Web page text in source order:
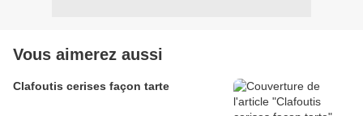
Vous aimerez aussi
Clafoutis cerises façon tarte